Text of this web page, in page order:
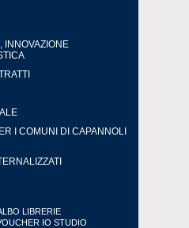
INNOVAZIONE
I COMUNI DI CAPANNOLI
LIBRERIE
IO STUDIO